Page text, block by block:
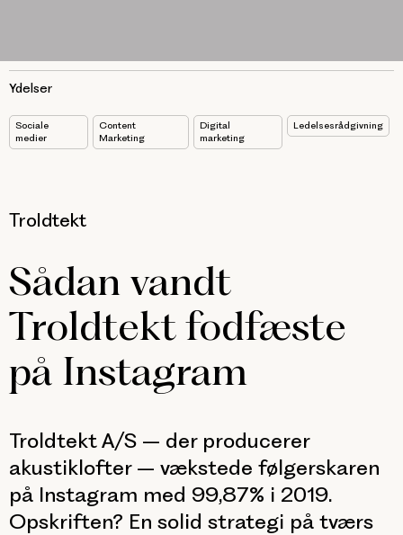
Ydelser
Sociale
medier
Content
Marketing
Digital
marketing
Ledelsesrådgivning
Troldtekt
Sådan vandt
Troldtekt fodfæste
på Instagram
Troldtekt A/S – der producerer
akustiklofter – vækstede følgerskaren
på Instagram med 99,87% i 2019.
Opskriften? En solid strategi på tværs